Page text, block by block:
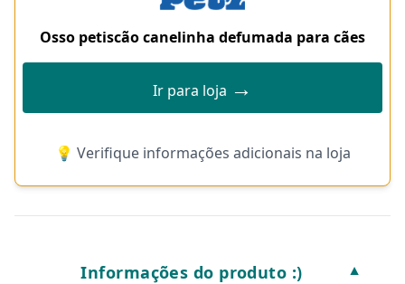
Osso petiscão canelinha defumada para cães
Ir para loja →
💡 Verifique informações adicionais na loja
Informações do produto :) ▼